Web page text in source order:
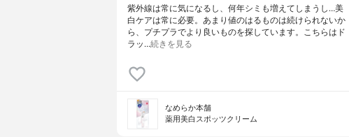
紫外線は常に気になるし、何年シミも増えてしまうし…美
白ケアは常に必要。あまり値のはるものは続けられないか
ら、プチプラでより良いものを探しています。こちらはド
ラッ…続きを見る
なめらか本舗
薬用美白スポッツクリーム